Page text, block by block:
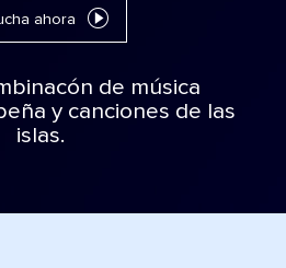
ahora
de música
y canciones de las
islas.